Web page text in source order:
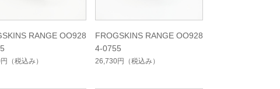
RANGE OO928
（税込み）
FROGSKINS RANGE OO928
4-0755
26,730円 （税込み）